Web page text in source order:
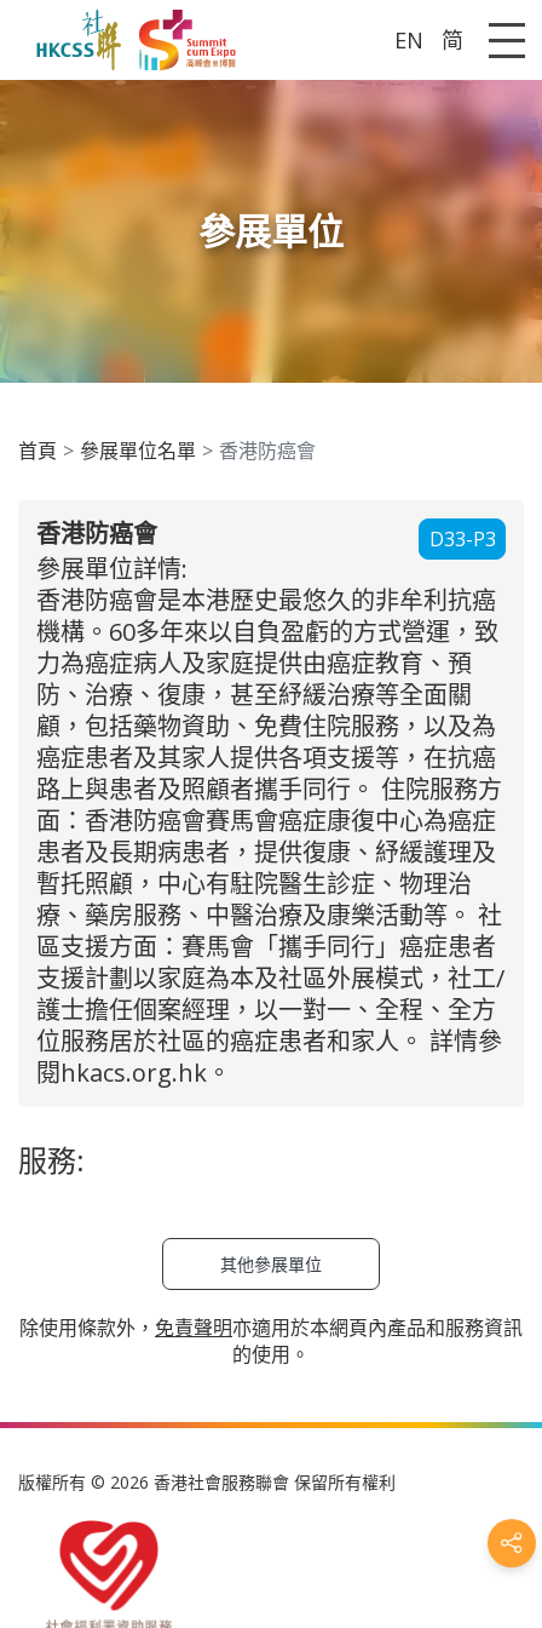
EN 简
參展單位
首頁 參展單位名單 香港防癌會
D33-P3
香港防癌會
參展單位詳情:
香港防癌會是本港歷史最悠久的非牟利抗癌
機構。60多年來以自負盈虧的方式營運，致
力為癌症病人及家庭提供由癌症教育、預
防、治療、復康，甚至紓緩治療等全面關
顧，包括藥物資助、免費住院服務，以及為
癌症患者及其家人提供各項支援等，在抗癌
路上與患者及照顧者攜手同行。 住院服務方
面：香港防癌會賽馬會癌症康復中心為癌症
患者及長期病患者，提供復康、紓緩護理及
暫托照顧，中心有駐院醫生診症、物理治
療、藥房服務、中醫治療及康樂活動等。 社
區支援方面：賽馬會「攜手同行」癌症患者
支援計劃以家庭為本及社區外展模式，社工/
護士擔任個案經理，以一對一、全程、全方
位服務居於社區的癌症患者和家人。 詳情參
閱hkacs.org.hk。
服務:
其他參展單位
除使用條款外， 免責聲明亦適用於本網頁內產品和服務資訊
的使用。
版權所有 © 2026 香港社會服務聯會 保留所有權利